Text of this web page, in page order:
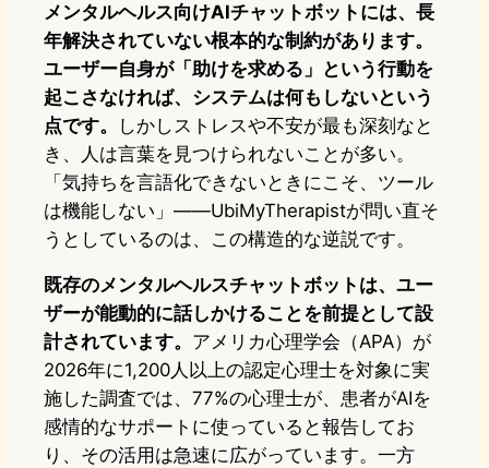
メンタルヘルス向けAIチャットボットには、長
年解決されていない根本的な制約があります。
ユーザー自身が「助けを求める」という行動を
起こさなければ、システムは何もしないという
点です。
しかしストレスや不安が最も深刻なと
き、人は言葉を見つけられないことが多い。
「気持ちを言語化できないときにこそ、ツール
は機能しない」——UbiMyTherapistが問い直そ
うとしているのは、この構造的な逆説です。
既存のメンタルヘルスチャットボットは、ユー
ザーが能動的に話しかけることを前提として設
計されています。 アメリカ心理学会（APA）が
2026年に1,200人以上の認定心理士を対象に実
施した調査では、77%の心理士が、患者がAIを
感情的なサポートに使っていると報告してお
り、その活用は急速に広がっています。一方